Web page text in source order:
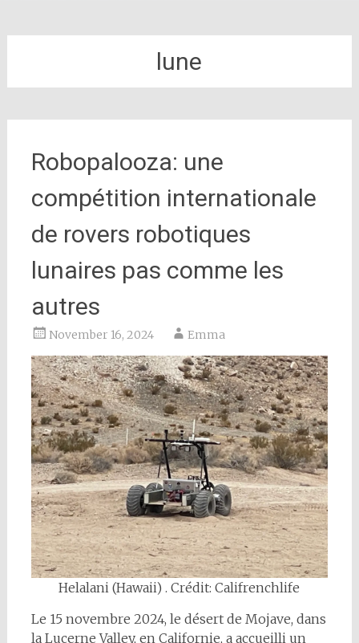
lune
Robopalooza: une
compétition internationale
de rovers robotiques
lunaires pas comme les
autres
November 16, 2024 Emma
Helalani (Hawaii) . Crédit: Califrenchlife
Le 15 novembre 2024, le désert de Mojave, dans
la Lucerne Valley, en Californie, a accueilli un